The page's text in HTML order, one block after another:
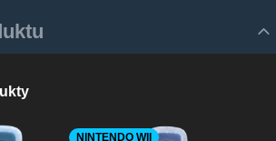
služeb Zásilkovny.
do Z-Boxu, úložná doba 2 dny )
5 dní )
Buďte první!
NINTENDO WII